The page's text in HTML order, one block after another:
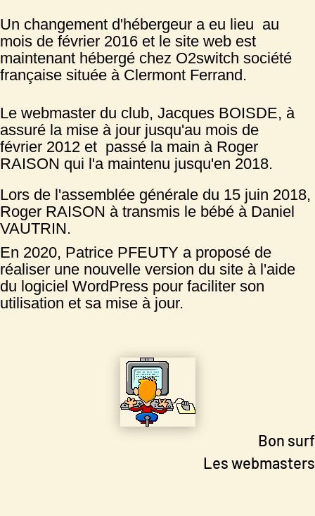
Un changement d'hébergeur a eu lieu au
mois de février 2016 et le site web est
maintenant hébergé chez O2switch société
française située à Clermont Ferrand.
Le webmaster du club, Jacques BOISDE, à
assuré la mise à jour jusqu'au mois de
février 2012 et passé la main à Roger
RAISON qui l'a maintenu jusqu'en 2018.
Lors de l'assemblée générale du 15 juin 2018,
Roger RAISON à transmis le bébé à Daniel
VAUTRIN.
En 2020, Patrice PFEUTY a proposé de
réaliser une nouvelle version du site à l'aide
du logiciel WordPress pour faciliter son
utilisation et sa mise à jour.
Bon surf
Les webmasters